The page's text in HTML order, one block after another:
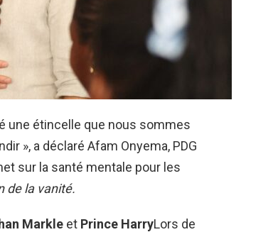
une étincelle que nous sommes
», a déclaré Afam Onyema, PDG
sur la santé mentale pour les
de la vanité.
Markle et Prince HarryLors de